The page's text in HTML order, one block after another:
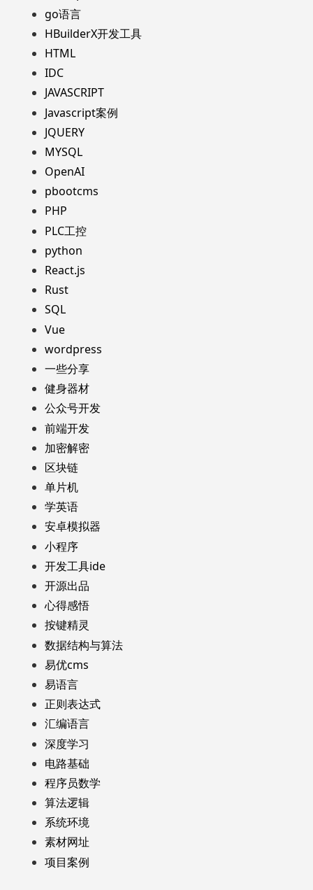
go语言
HBuilderX开发工具
HTML
IDC
JAVASCRIPT
Javascript案例
JQUERY
MYSQL
OpenAI
pbootcms
PHP
PLC工控
python
React.js
Rust
SQL
Vue
wordpress
一些分享
健身器材
公众号开发
前端开发
加密解密
区块链
单片机
学英语
安卓模拟器
小程序
开发工具ide
开源出品
心得感悟
按键精灵
数据结构与算法
易优cms
易语言
正则表达式
汇编语言
深度学习
电路基础
程序员数学
算法逻辑
系统环境
素材网址
项目案例